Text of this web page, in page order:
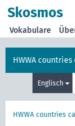
Skosmos
Vokabulare
HWWA
Englisch
HWWA countries